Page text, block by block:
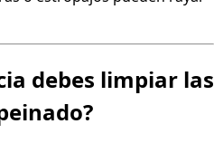
debes limpiar las